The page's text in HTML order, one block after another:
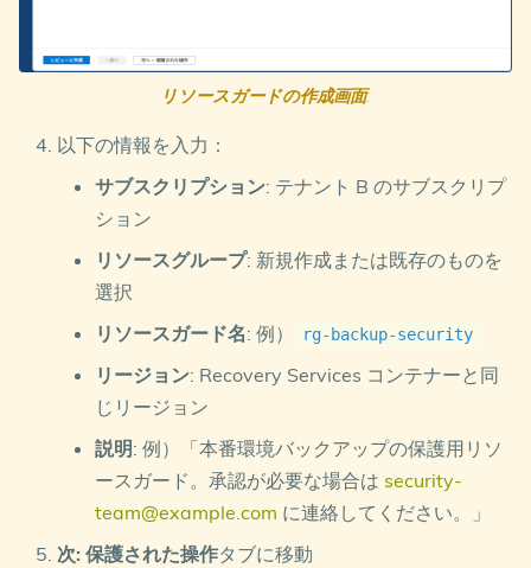
リソースガードの作成画面:
以下の情報を入力：
サブスクリプション: テナント B のサブスクリプ
ション
リソースグループ: 新規作成または既存のものを
選択
リソースガード名: 例） rg-backup-security
リージョン: Recovery Services コンテナーと同
じリージョン
説明: 例）「本番環境バックアップの保護用リソ
ースガード。承認が必要な場合は security-
team@example.com に連絡してください。」
次: 保護された操作タブに移動